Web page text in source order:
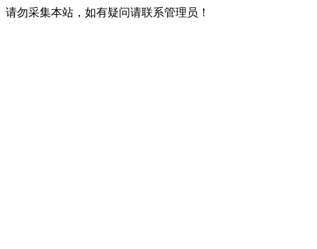
请勿采集本站，如有疑问请联系管理员！